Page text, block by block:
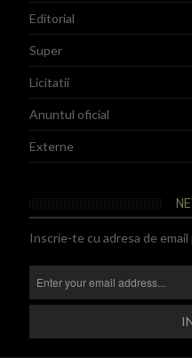
Editorial
Super
Licitatii
Anuntul oficial
Externe
Inscrie-te cu adresa de